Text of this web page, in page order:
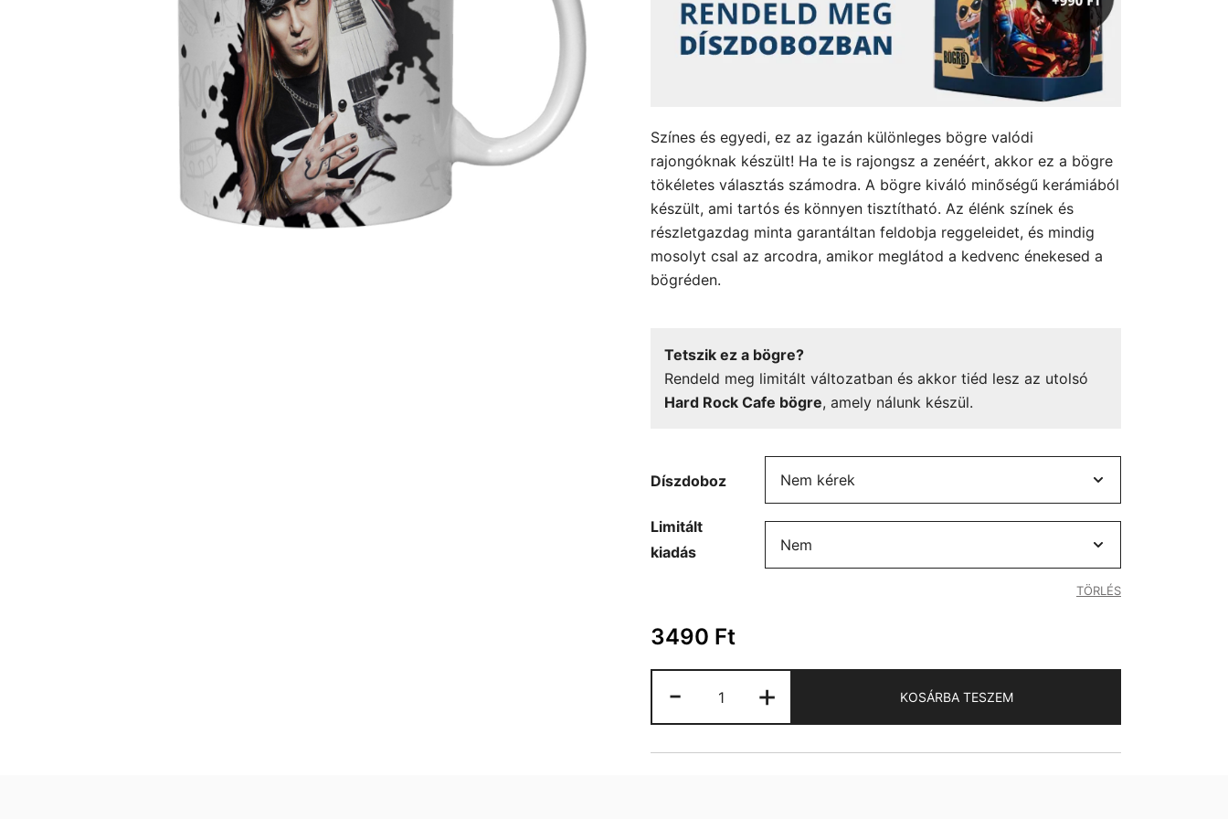
Színes és egyedi, ez az igazán különleges bögre valódi
rajongóknak készült! Ha te is rajongsz a zenéért, akkor ez a bögre
tökéletes választás számodra. A bögre kiváló minőségű kerámiából
készült, ami tartós és könnyen tisztítható. Az élénk színek és
részletgazdag minta garantáltan feldobja reggeleidet, és mindig
mosolyt csal az arcodra, amikor meglátod a kedvenc énekesed a
bögréden.
Tetszik ez a bögre?
Rendeld meg limitált változatban és akkor tiéd lesz az utolsó
Hard Rock Cafe bögre, amely nálunk készül.
Díszdoboz
Limitált
kiadás
TÖRLÉS
3490 Ft
-
Rock
Cafe
bögre
+ KOSÁRBA TESZEM